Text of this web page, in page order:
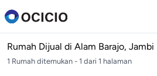
Rumah Dijual di Alam Barajo, Jambi
1 Rumah ditemukan - 1 dari 1 halaman